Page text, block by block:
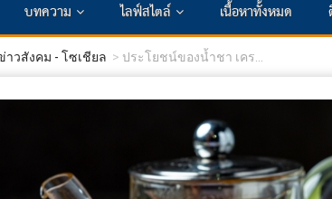
บทความ ไลฟ์สไตล์ เนื้อหาทั้งหมด
าวสังคม - โซเชียล ประโยชน์ของน้ำชา เคร...